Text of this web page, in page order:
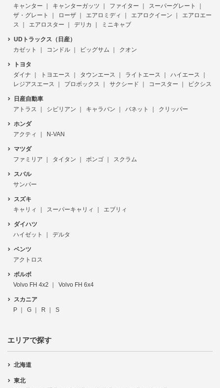
キャンター
キャンターガッツ ファイター
スーパーグレート
ザ・グレート
ローザ エアロミディ エアロクイーン
エアロエー
ス
エアロスター デリカ ミニキャブ
UDトラックス（日産）
カゼット
コンドル ビッグサム クオン
トヨタ
ダイナ
トヨエース タウンエース ライトエース
ハイエース
レジアスエース
プロボックス サクシード コースター ピクシス
日産自動車
アトラス
シビリアン キャラバン バネット クリッパー
ホンダ
アクティ
N-VAN
マツダ
ファミリア
タイタン ボンゴ スクラム
スバル
サンバー
スズキ
キャリィ
スーパーキャリィ エブリィ
ダイハツ
ハイゼット
デルタ
ベンツ
アクトロス
ボルボ
Volvo FH 4x2
Volvo FH 6x4
スカニア
P
G R S
エリアで探す
北海道
東北